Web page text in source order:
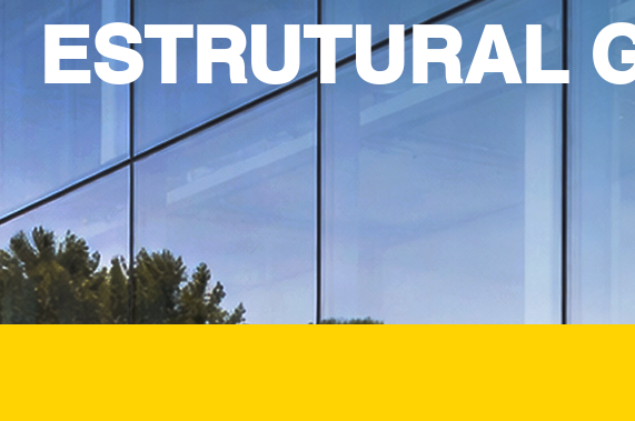
ESTRUTURAL